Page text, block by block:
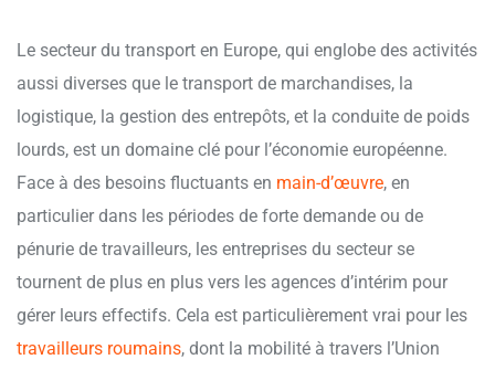
Le secteur du transport en Europe, qui englobe des activités
aussi diverses que le transport de marchandises, la
logistique, la gestion des entrepôts, et la conduite de poids
lourds, est un domaine clé pour l’économie européenne.
Face à des besoins fluctuants en main-d’œuvre, en
particulier dans les périodes de forte demande ou de
pénurie de travailleurs, les entreprises du secteur se
tournent de plus en plus vers les agences d’intérim pour
gérer leurs effectifs. Cela est particulièrement vrai pour les
travailleurs roumains, dont la mobilité à travers l’Union